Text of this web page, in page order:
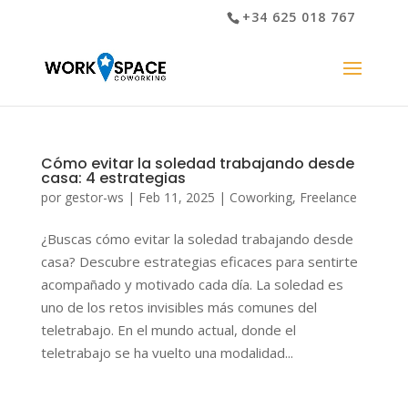
+34 625 018 767
Cómo evitar la soledad trabajando desde
casa: 4 estrategias
por gestor-ws | Feb 11, 2025 | Coworking, Freelance
¿Buscas cómo evitar la soledad trabajando desde
casa? Descubre estrategias eficaces para sentirte
acompañado y motivado cada día. La soledad es
uno de los retos invisibles más comunes del
teletrabajo. En el mundo actual, donde el
teletrabajo se ha vuelto una modalidad...